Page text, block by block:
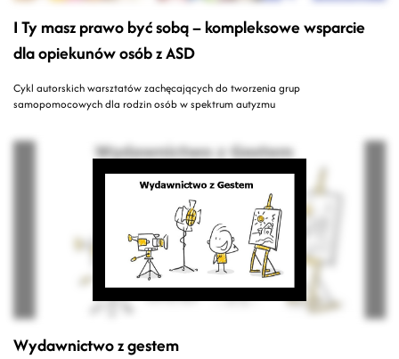
I Ty masz prawo być sobą – kompleksowe wsparcie
dla opiekunów osób z ASD
Cykl autorskich warsztatów zachęcających do tworzenia grup
samopomocowych dla rodzin osób w spektrum autyzmu
Wydawnictwo z gestem